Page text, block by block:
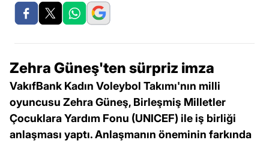
Zehra Güneş'ten sürpriz imza
VakıfBank Kadın Voleybol Takımı'nın milli
oyuncusu Zehra Güneş, Birleşmiş Milletler
Çocuklara Yardım Fonu (UNICEF) ile iş birliği
anlaşması yaptı. Anlaşmanın öneminin farkında